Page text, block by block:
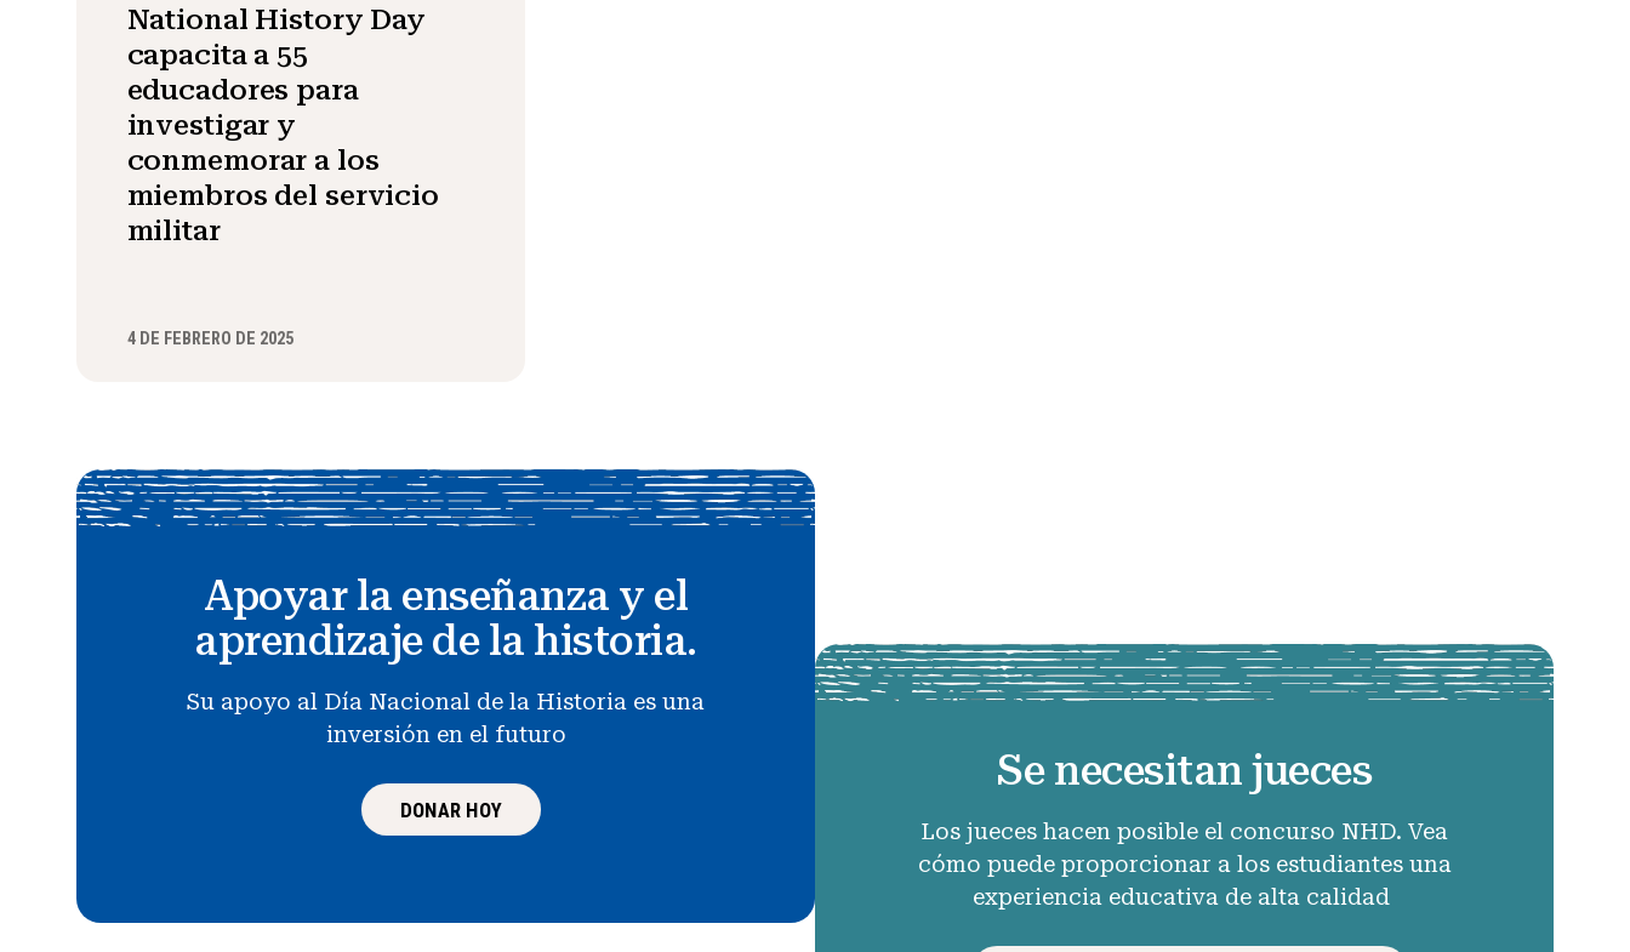
National History Day
capacita a 55
educadores para
investigar y
conmemorar a los
miembros del servicio
militar
4 DE FEBRERO DE 2025
Apoyar la enseñanza y el
aprendizaje de la historia.
Su apoyo al Día Nacional de la Historia es una
inversión en el futuro
DONAR HOY
Se necesitan jueces
Los jueces hacen posible el concurso NHD. Vea
cómo puede proporcionar a los estudiantes una
experiencia educativa de alta calidad